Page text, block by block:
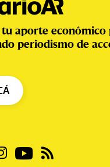
tu aporte económico
periodismo de